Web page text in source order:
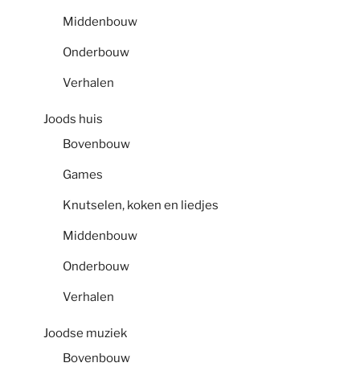
Middenbouw
Onderbouw
Verhalen
Joods huis
Bovenbouw
Games
Knutselen, koken en liedjes
Middenbouw
Onderbouw
Verhalen
Joodse muziek
Bovenbouw